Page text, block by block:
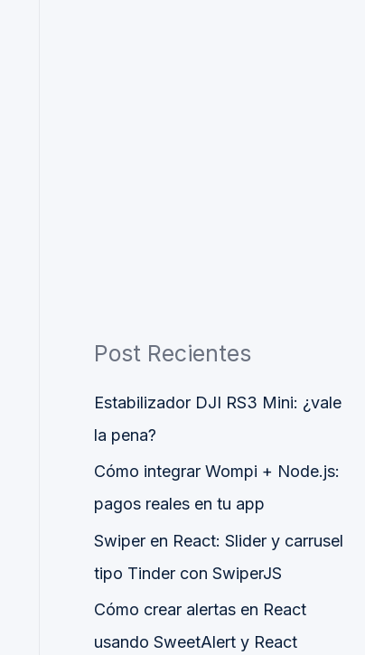
Post Recientes
Estabilizador DJI RS3 Mini: ¿vale
la pena?
Cómo integrar Wompi + Node.js:
pagos reales en tu app
Swiper en React: Slider y carrusel
tipo Tinder con SwiperJS
Cómo crear alertas en React
usando SweetAlert y React